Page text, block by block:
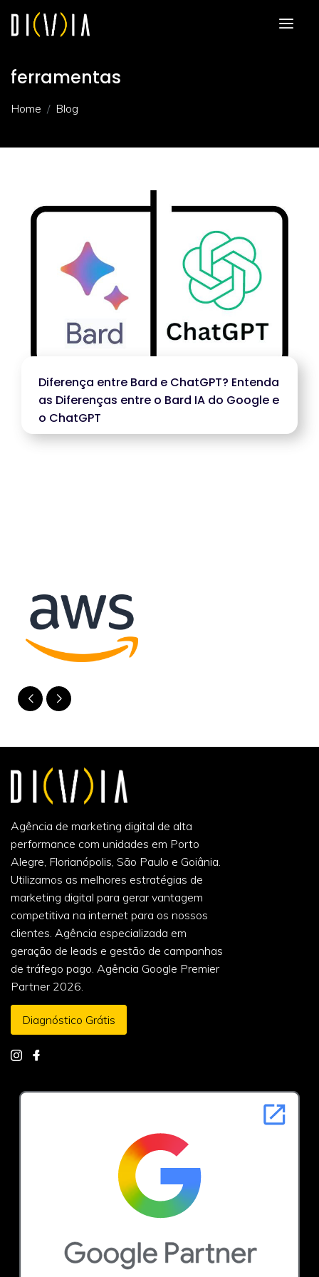
ferramentas
Home Blog
Diferença entre Bard e ChatGPT? Entenda
as Diferenças entre o Bard IA do Google e
o ChatGPT
Agência de marketing digital de alta
performance com unidades em Porto
Alegre, Florianópolis, São Paulo e Goiânia.
Utilizamos as melhores estratégias de
marketing digital para gerar vantagem
competitiva na internet para os nossos
clientes. Agência especializada em
geração de leads e gestão de campanhas
de tráfego pago. Agência Google Premier
Partner 2026.
Diagnóstico Grátis